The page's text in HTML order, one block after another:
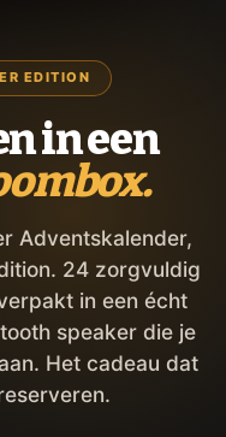
EDITION
in een
Adventskalender,
24 zorgvuldig
in een écht
speaker die je
Het cadeau dat